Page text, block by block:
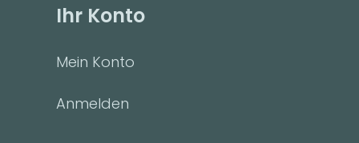
Ihr Konto
Mein Konto
Anmelden